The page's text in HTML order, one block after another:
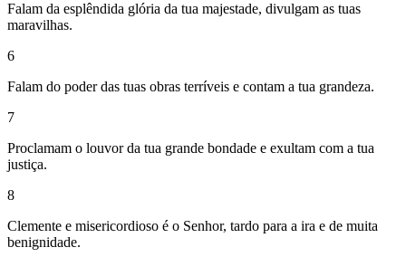
Falam da esplêndida glória da tua majestade, divulgam as tuas
maravilhas.
6
Falam do poder das tuas obras terríveis e contam a tua grandeza.
7
Proclamam o louvor da tua grande bondade e exultam com a tua
justiça.
8
Clemente e misericordioso é o Senhor, tardo para a ira e de muita
benignidade.